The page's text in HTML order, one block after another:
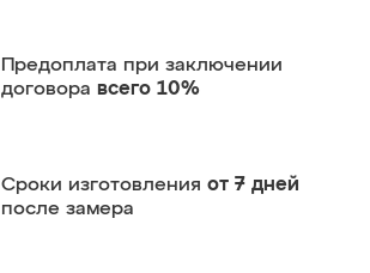
Предоплата при заключении
договора всего 10%
Сроки изготовления от 7 дней
после замера